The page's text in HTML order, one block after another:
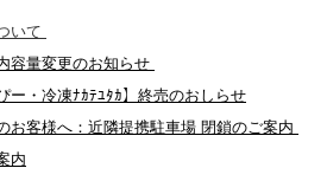
いて
容量変更のお知らせ
ー・冷凍ﾅｶﾃﾕﾀｶ】終売のおしらせ
お客様へ：近隣提携駐車場 閉鎖のご案内
内